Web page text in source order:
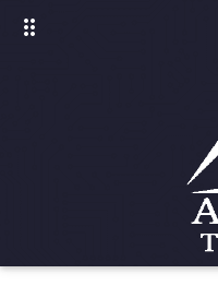
drag_indicator